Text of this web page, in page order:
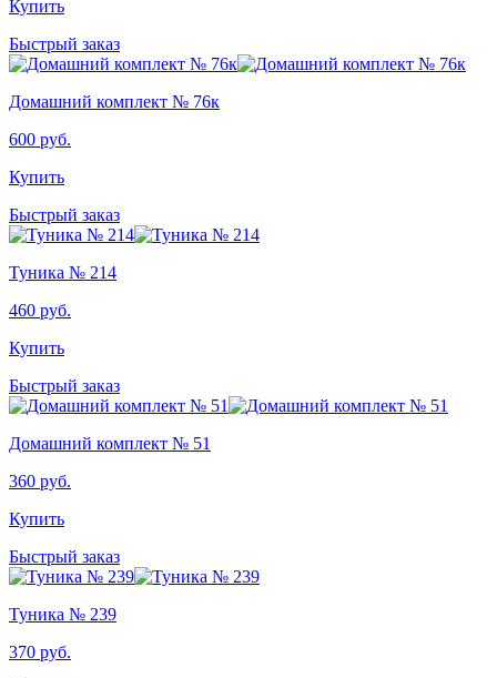
Купить
Быстрый заказ
Домашний комплект № 76к
600 руб.
Купить
Быстрый заказ
Туника № 214
460 руб.
Купить
Быстрый заказ
Домашний комплект № 51
360 руб.
Купить
Быстрый заказ
Туника № 239
370 руб.